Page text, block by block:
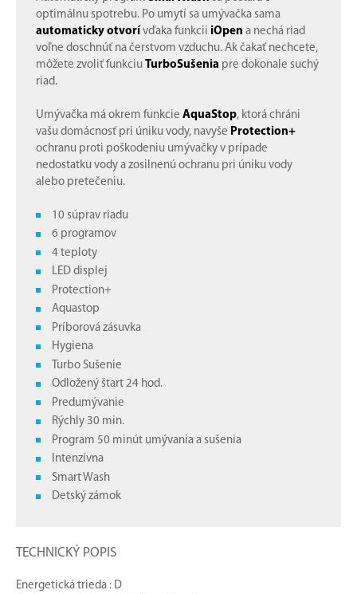
optimálnu spotrebu. Po umytí sa umývačka sama
automaticky otvorí vďaka funkcii iOpen a nechá riad
voľne doschnúť na čerstvom vzduchu. Ak čakať nechcete,
môžete zvoliť funkciu TurboSušenia pre dokonale suchý
riad.
Umývačka má okrem funkcie AquaStop, ktorá chráni
vašu domácnosť pri úniku vody, navyše Protection+
ochranu proti poškodeniu umývačky v prípade
nedostatku vody a zosilnenú ochranu pri úniku vody
alebo pretečeniu.
10 súprav riadu
6 programov
4 teploty
LED displej
Protection+
Aquastop
Príborová zásuvka
Hygiena
Turbo Sušenie
Odložený štart 24 hod.
Predumývanie
Rýchly 30 min.
Program 50 minút umývania a sušenia
Intenzívna
Smart Wash
Detský zámok
TECHNICKÝ POPIS
Energetická trieda : D